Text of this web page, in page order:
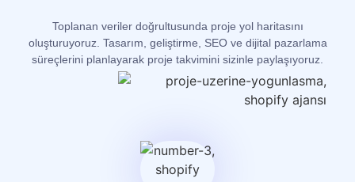
Toplanan veriler doğrultusunda proje yol haritasını
oluşturuyoruz. Tasarım, geliştirme, SEO ve dijital pazarlama
süreçlerini planlayarak proje takvimini sizinle paylaşıyoruz.